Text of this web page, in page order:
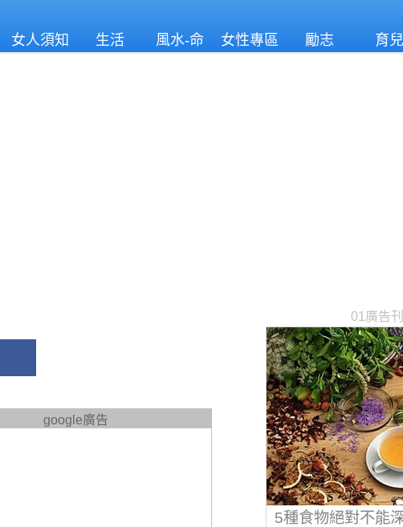
女人須知 生活
風水-命
女性專區 勵志 育兒
google廣告
01廣告
5種食物絕對不能